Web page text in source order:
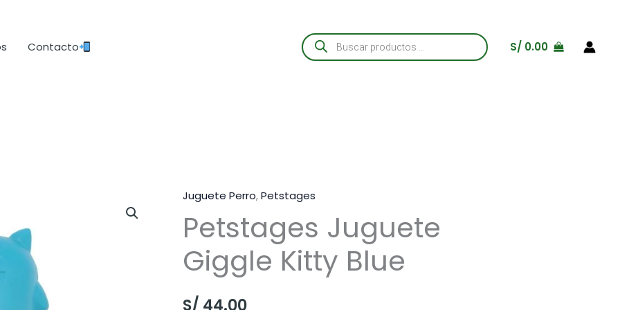
Contacto
Búsqueda
de
productos
S/ 0.00
Juguete Perro,Petstages
Petstages Juguete
Giggle Kitty Blue
S/ 44.00